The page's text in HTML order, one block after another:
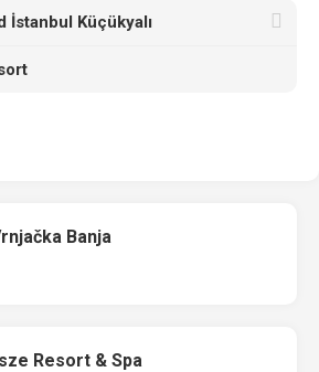
İstanbul Küçükyalı
Banja
Resort & Spa